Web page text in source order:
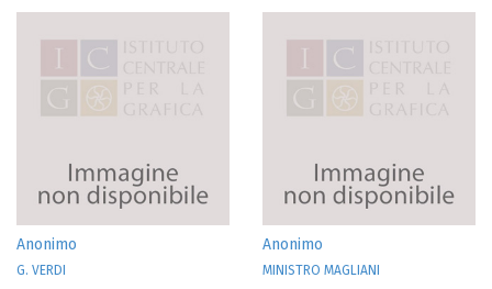
Anonimo
G. VERDI
Anonimo
MINISTRO MAGLIANI